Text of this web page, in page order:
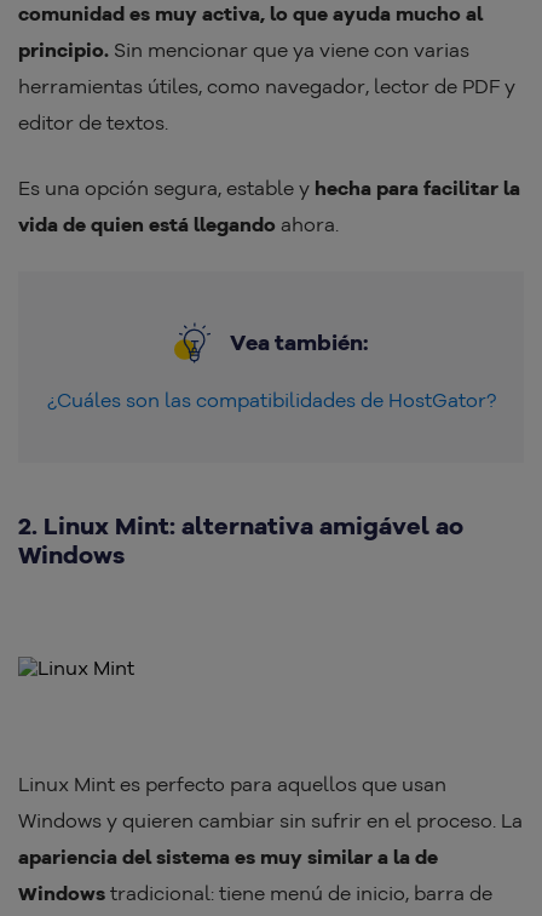
comunidad es muy activa, lo que ayuda mucho al
principio. Sin mencionar que ya viene con varias
herramientas útiles, como navegador, lector de PDF y
editor de textos.
Es una opción segura, estable y hecha para facilitar la
vida de quien está llegando ahora.
Vea también:
¿Cuáles son las compatibilidades de HostGator?
2. Linux Mint: alternativa amigável ao
Windows
Linux Mint es perfecto para aquellos que usan
Windows y quieren cambiar sin sufrir en el proceso. La
apariencia del sistema es muy similar a la de
Windows tradicional: tiene menú de inicio, barra de